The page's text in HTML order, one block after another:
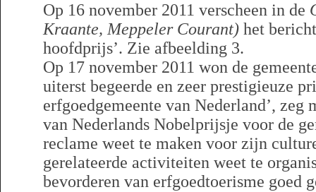
Op 16 november 2011 verscheen in de
Kraante, Meppeler Courant) het
hoofdprijs’. Zie afbeelding 3.
Op 17 november 2011 won de
uiterst begeerde en zeer prestigieuze
erfgoedgemeente van Nederland’, zeg
van Nederlands Nobelprijsje voor de
reclame weet te maken voor zijn
gerelateerde activiteiten weet te
bevorderen van erfgoedtoerisme goed